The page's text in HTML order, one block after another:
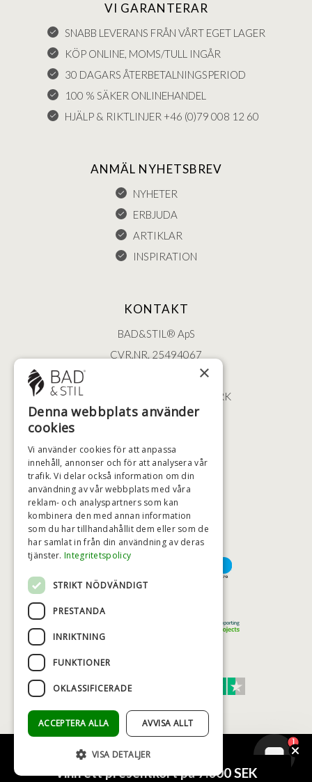
VI GARANTERAR
SNABB LEVERANS FRÅN VÅRT EGET LAGER
KÖP ONLINE, MOMS/TULL INGÅR
30 DAGARS ÅTERBETALNINGSPERIOD
100 % SÄKER ONLINEHANDEL
HJÄLP & RIKTLINJER +46 (0)79 008 12 60
ANMÄL NYHETSBREV
NYHETER
ERBJUDA
ARTIKLAR
INSPIRATION
KONTAKT
BAD&STIL® ApS
CVR.NR. 25494067
ØSTERBROGADE 202
2100 KØBENHAVN • DANMARK
+46 (0)79 008 12 60
HÖGSTA KREDITVÄRDIGHET
BETALNINGSALTERNATIV
© COPYRIGHT - BAD&STIL® ApS 2026
×
Denna webbplats använder
cookies
Vi använder cookies för att anpassa
innehåll, annonser och för att analysera vår
trafik. Vi delar också information om din
användning av vår webbplats med våra
reklam- och analyspartners som kan
kombinera den med annan information
som du har tillhandahållit dem eller som de
har samlat in från din användning av deras
tjänster. Integritetspolicy
STRIKT NÖDVÄNDIGT
PRESTANDA
INRIKTNING
FUNKTIONER
OKLASSIFICERADE
ACCEPTERA ALLA AVVISA ALLT
VISA DETALJER
1
Vinn ett presentkort på 7.000 SEK